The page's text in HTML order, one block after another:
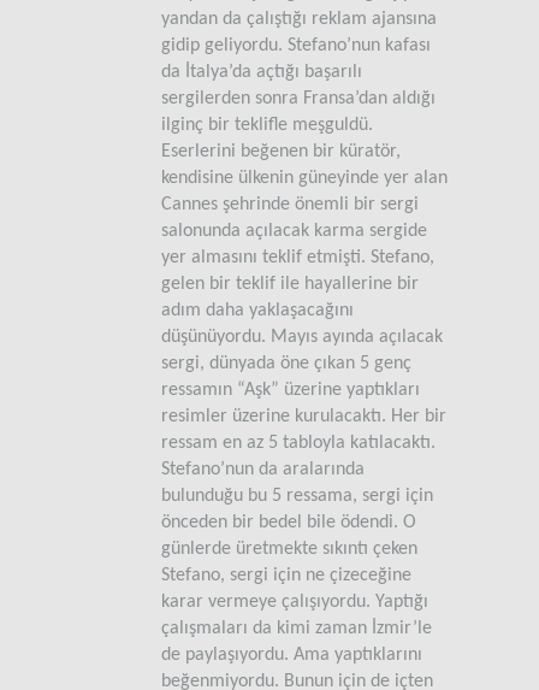
yandan da çalıştığı reklam ajansına
gidip geliyordu. Stefano’nun kafası
da İtalya’da açtığı başarılı
sergilerden sonra Fransa’dan aldığı
ilginç bir teklifle meşguldü.
Eserlerini beğenen bir küratör,
kendisine ülkenin güneyinde yer alan
Cannes şehrinde önemli bir sergi
salonunda açılacak karma sergide
yer almasını teklif etmişti. Stefano,
gelen bir teklif ile hayallerine bir
adım daha yaklaşacağını
düşünüyordu. Mayıs ayında açılacak
sergi, dünyada öne çıkan 5 genç
ressamın “Aşk” üzerine yaptıkları
resimler üzerine kurulacaktı. Her bir
ressam en az 5 tabloyla katılacaktı.
Stefano’nun da aralarında
bulunduğu bu 5 ressama, sergi için
önceden bir bedel bile ödendi. O
günlerde üretmekte sıkıntı çeken
Stefano, sergi için ne çizeceğine
karar vermeye çalışıyordu. Yaptığı
çalışmaları da kimi zaman İzmir’le
de paylaşıyordu. Ama yaptıklarını
beğenmiyordu. Bunun için de içten